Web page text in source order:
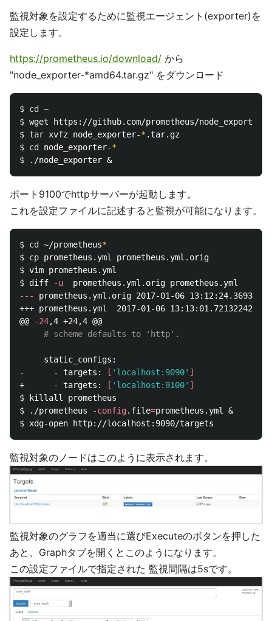
監視対象を設定するために監視エージェント(exporter)を
設定します。
https://prometheus.io/download/ から
"node_exporter-*amd64.tar.gz" をダウンロード
$ cd
$
$ tar xvfz node_exporter-*
$ cd node_exporter-*
$
ポート9100でhttpサーバーが起動します。
これを設定ファイルに記述すると監視が可能になります。
$ cd ~/prometheus*
$ cp
$
$ diff -u
---
prometheus.yml.orig	2017-01-06 13:12:24.369322429 +0900
+++ prometheus.yml	2017-01-06 13:13:01.721322429 +0900
@@
-24,4 +24,4 @@
# scheme defaults to 'http'.
     static_configs:
-      - targets:
[ 'localhost:9090' ]
+      - targets:
[ 'localhost:9100' ]
$
$
./prometheus -config.file=
$
監視対象のノードはこのように表示されます。
監視対象のグラフを適当に選びExecuteのボタンを押した
あと、Graphタブを開くとこのようになります。
この設定ファイルで指定された 監視間隔は5sです。